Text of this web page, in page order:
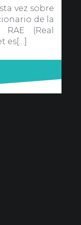
vez sobre
de la
(Real
es[…]